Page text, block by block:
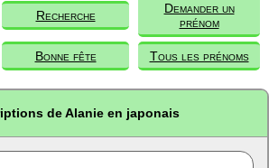
Recherche
Demander un
prénom
Bonne fête Tous les prénoms
de Alanie en japonais